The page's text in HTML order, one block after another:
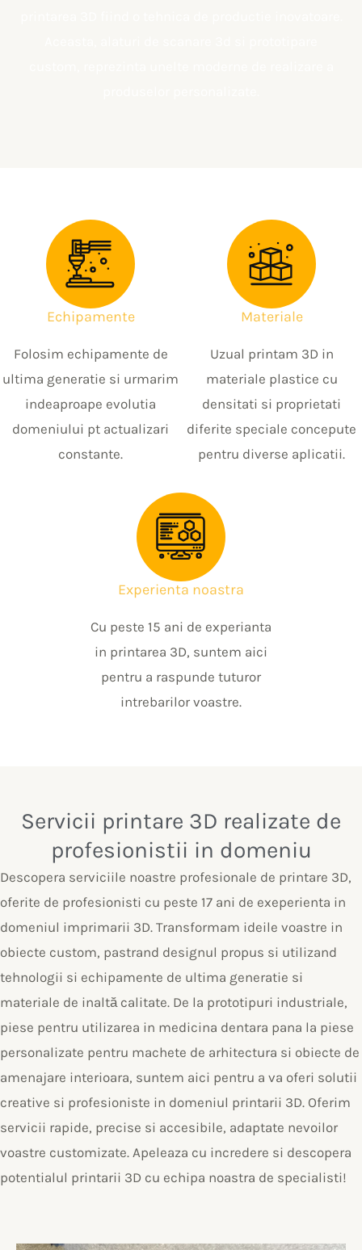
Echipamente
Folosim echipamente de
ultima generatie si urmarim
indeaproape evolutia
domeniului pt actualizari
constante.
Materiale
Uzual printam 3D in
materiale plastice cu
densitati si proprietati
diferite speciale concepute
pentru diverse aplicatii.
Experienta noastra
Cu peste 15 ani de experianta
in printarea 3D, suntem aici
pentru a raspunde tuturor
intrebarilor voastre.
Servicii printare 3D realizate de
profesionistii in domeniu
Descopera serviciile noastre profesionale de printare 3D,
oferite de profesionisti cu peste 17 ani de exeperienta in
domeniul imprimarii 3D. Transformam ideile voastre in
obiecte custom, pastrand designul propus si utilizand
tehnologii si echipamente de ultima generatie si
materiale de inaltă calitate. De la prototipuri industriale,
piese pentru utilizarea in medicina dentara pana la piese
personalizate pentru machete de arhitectura si obiecte de
amenajare interioara, suntem aici pentru a va oferi solutii
creative si profesioniste in domeniul printarii 3D. Oferim
servicii rapide, precise si accesibile, adaptate nevoilor
voastre customizate. Apeleaza cu incredere si descopera
potentialul printarii 3D cu echipa noastra de specialisti!